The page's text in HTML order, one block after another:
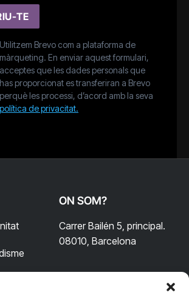
TE
Utilitzem Brevo com a plataforma de
màrqueting. En enviar aquest formulari,
acceptes que les dades personals que
has proporcionat es transferiran a Brevo
perquè les processi, d’acord amb la seva
política de privacitat.
ON SOM?
Carrer Bailén 5, principal.
08010, Barcelona